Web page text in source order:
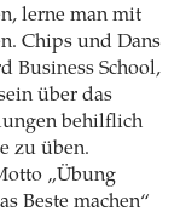
lerne man mit
Chips und Dans
Business School,
über das
behilflich
zu üben.
„Übung
Beste machen“